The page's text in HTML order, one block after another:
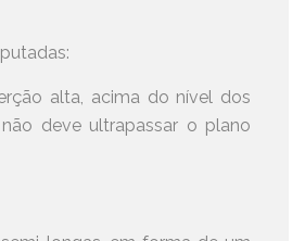
alta, acima do nível dos
deve ultrapassar o plano